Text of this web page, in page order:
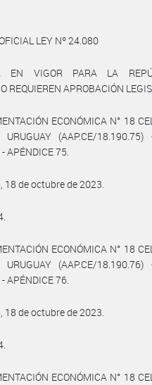
LEY Nº 24.080
EN VIGOR PARA LA
REQUIEREN APROBACIÓN
ECONÓMICA N° 18
(AAP.CE/18.190.75)
APÉNDICE 75.
18 de octubre de 2023.
ECONÓMICA N° 18
(AAP.CE/18.190.76)
APÉNDICE 76.
18 de octubre de 2023.
ECONÓMICA N° 18